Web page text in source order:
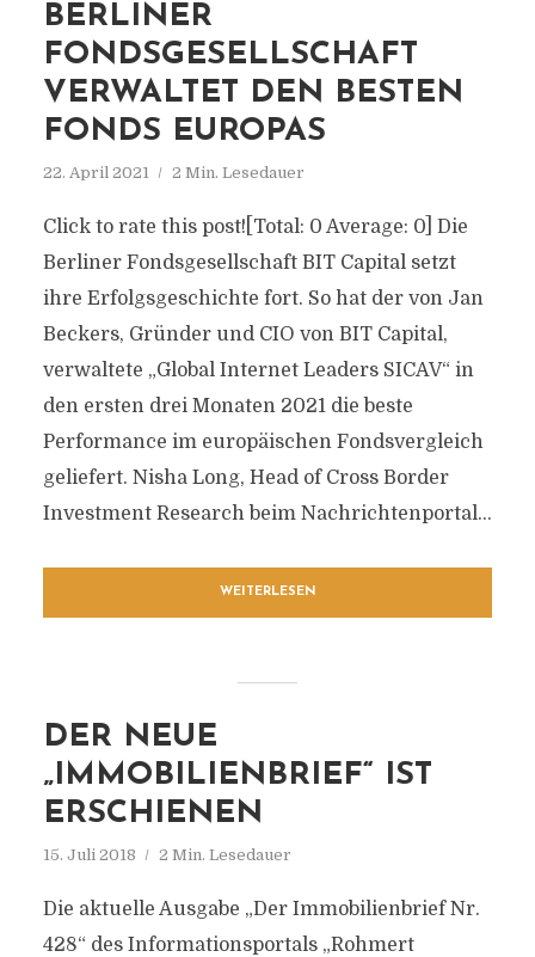
BERLINER
FONDSGESELLSCHAFT
VERWALTET DEN BESTEN
FONDS EUROPAS
22. April 2021 2 Min. Lesedauer
Click to rate this post![Total: 0 Average: 0] Die
Berliner Fondsgesellschaft BIT Capital setzt
ihre Erfolgsgeschichte fort. So hat der von Jan
Beckers, Gründer und CIO von BIT Capital,
verwaltete „Global Internet Leaders SICAV“ in
den ersten drei Monaten 2021 die beste
Performance im europäischen Fondsvergleich
geliefert. Nisha Long, Head of Cross Border
Investment Research beim Nachrichtenportal...
WEITERLESEN
DER NEUE
„IMMOBILIENBRIEF“ IST
ERSCHIENEN
15. Juli 2018 2 Min. Lesedauer
Die aktuelle Ausgabe „Der Immobilienbrief Nr.
428“ des Informationsportals „Rohmert